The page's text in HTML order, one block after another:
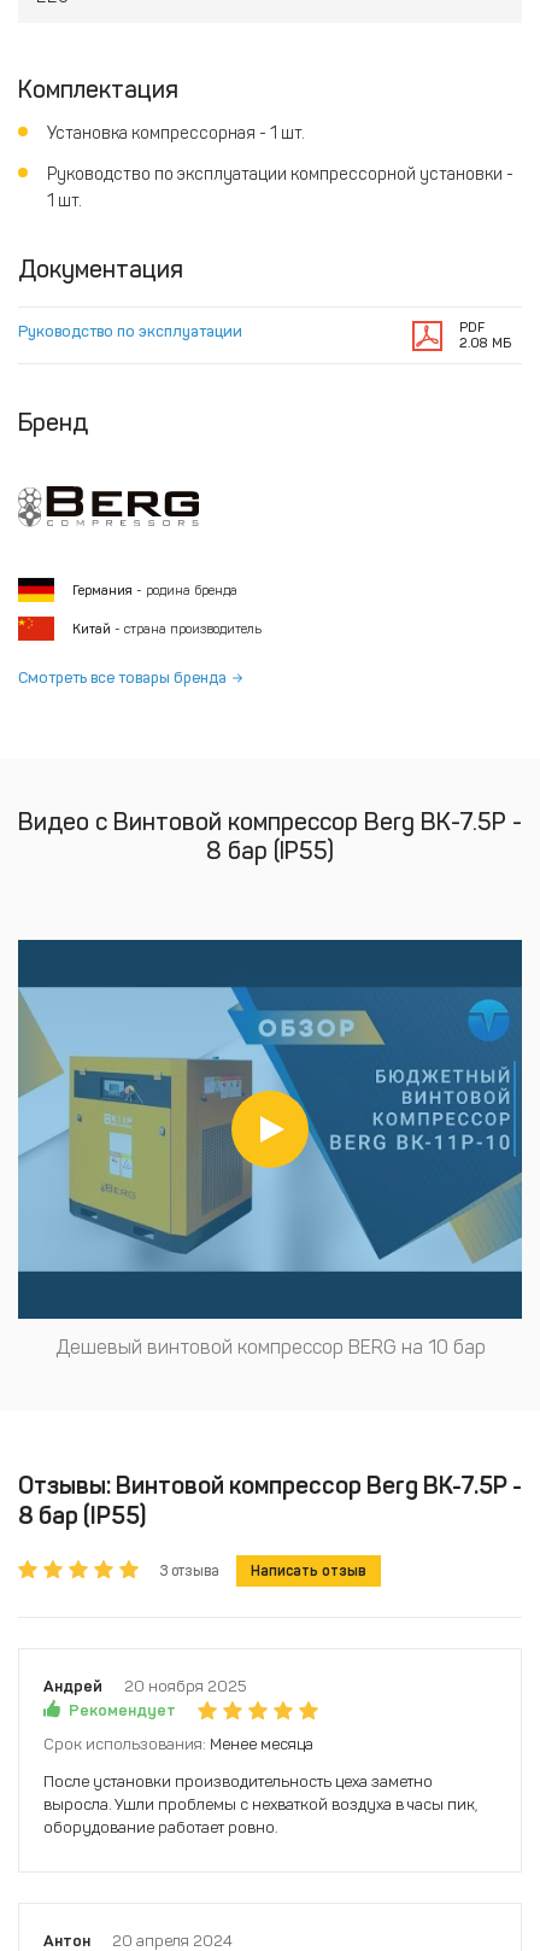
Комплектация
Установка компрессорная - 1 шт.
Руководство по эксплуатации компрессорной установки -
1 шт.
Документация
Руководство по эксплуатации
PDF
2.08 МБ
Бренд
Германия - родина бренда
Китай - страна производитель
Смотреть все товары бренда
Видео с Винтовой компрессор Berg ВК-7.5Р -
8 бар (IP55)
Дешевый винтовой компрессор BERG на 10 бар
Отзывы: Винтовой компрессор Berg ВК-7.5Р -
8 бар (IP55)
3 отзыва Написать отзыв
Андрей
20 ноября 2025
Рекомендует
Срок использования: Менее месяца
После установки производительность цеха заметно
выросла. Ушли проблемы с нехваткой воздуха в часы пик,
оборудование работает ровно.
Антон
20 апреля 2024